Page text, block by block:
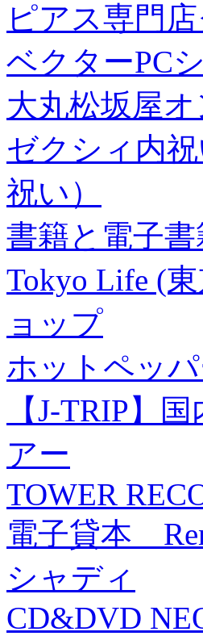
ピアス専門
ベクターPC
大丸松坂屋
ゼクシィ内
祝い）
書籍と電子
Tokyo Life (
ョップ
ホットペッ
【J-TRIP】
アー
TOWER
電子貸本
シャディ
CD&DVD